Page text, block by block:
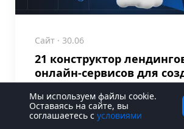
Сайт · 30.06
21 конструктор
онлайн-сервисов для
Landing Page
Мы используем файлы cookie.
Оставаясь на сайте, вы
соглашаетесь с условиями